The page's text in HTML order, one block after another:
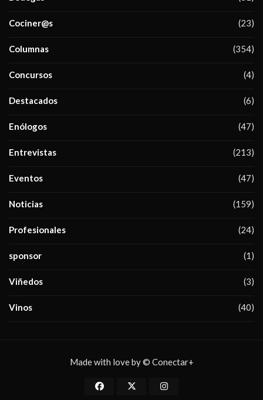
Cociner@s (23)
Columnas (354)
Concursos (4)
Destacados (6)
Enólogos (47)
Entrevistas (213)
Eventos (47)
Noticias (159)
Profesionales (24)
sponsor (1)
Viñedos (3)
Vinos (40)
Made with love by © Conectar+